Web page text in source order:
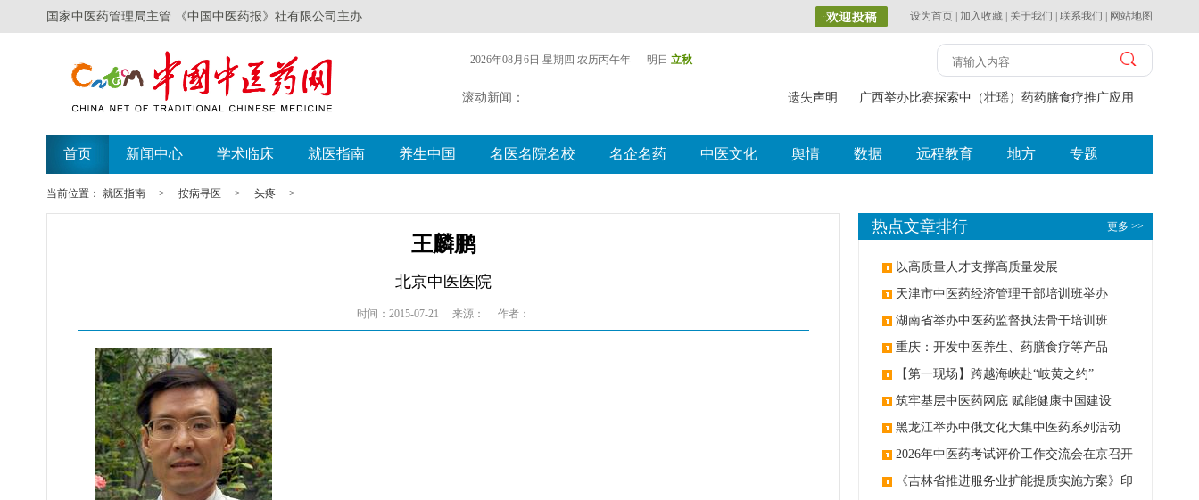
国家中医药管理局主管 《中国中医药报》社有限公司主办 设为首页 加入收藏 关于我们 联系我们 网站地图
2026年08月6日 星期四 农历丙午年 明日 立秋
滚动新闻： 遗失声明 广西举办比赛探索中（壮瑶）药药膳食疗推广应用
首页 新闻中心 学术临床 就医指南 养生中国 名医名院名校 名企名药 中医文化 舆情 数据 远程教育 地方 专题
当前位置： 就医指南 > 按病寻医 > 头疼 >
王麟鹏
北京中医医院
时间：2015-07-21 来源： 作者：
更多 >>
热点文章排行
以高质量人才支撑高质量发展
天津市中医药经济管理干部培训班举办
湖南省举办中医药监督执法骨干培训班
重庆：开发中医养生、药膳食疗等产品
【第一现场】跨越海峡赴“岐黄之约”
筑牢基层中医药网底 赋能健康中国建设
黑龙江举办中俄文化大集中医药系列活动
2026年中医药考试评价工作交流会在京召开
《吉林省推进服务业扩能提质实施方案》印